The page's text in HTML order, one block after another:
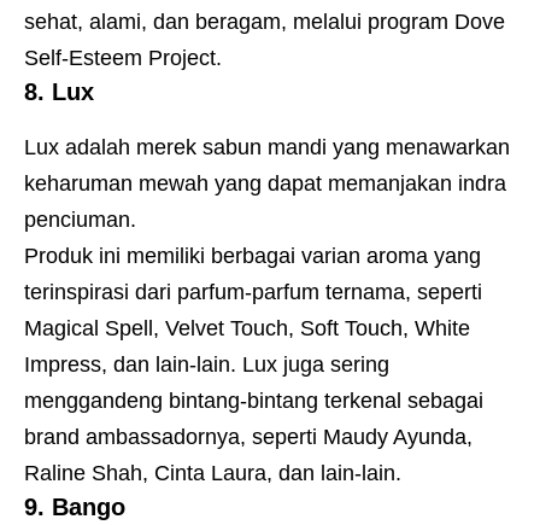
sehat, alami, dan beragam, melalui program Dove
Self-Esteem Project.
8. Lux
Lux adalah merek sabun mandi yang menawarkan
keharuman mewah yang dapat memanjakan indra
penciuman.
Produk ini memiliki berbagai varian aroma yang
terinspirasi dari parfum-parfum ternama, seperti
Magical Spell, Velvet Touch, Soft Touch, White
Impress, dan lain-lain. Lux juga sering
menggandeng bintang-bintang terkenal sebagai
brand ambassadornya, seperti Maudy Ayunda,
Raline Shah, Cinta Laura, dan lain-lain.
9. Bango